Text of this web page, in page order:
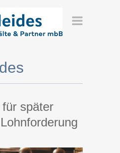
später